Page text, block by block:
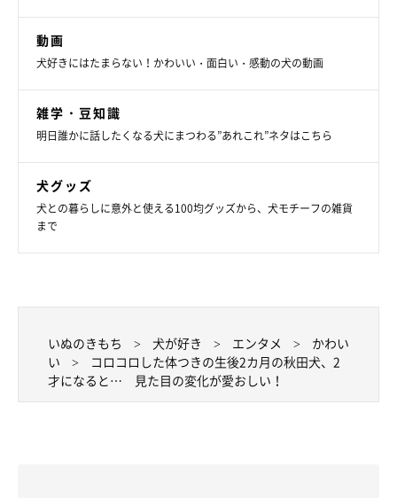
動画
犬好きにはたまらない！かわいい・面白い・感動の犬の動画
雑学・豆知識
明日誰かに話したくなる犬にまつわる”あれこれ”ネタはこちら
犬グッズ
犬との暮らしに意外と使える100均グッズから、犬モチーフの雑貨
まで
いぬのきもち 犬が好き エンタメ
かわい
い
コロコロした体つきの生後2カ月の秋田犬、2
才になると… 見た目の変化が愛おしい！